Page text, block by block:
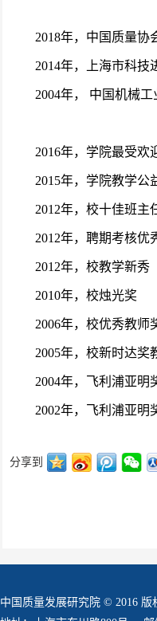
2018年，中国质量协
2014年，上海市科技
2004年， 中国机械工
2016年，学院最受欢
2015年，学院教学公
2012年，校十佳班主
2012年，聘期考核优
2012年，校教学新秀
2010年，校烛光奖
2006年，校优秀教师
2005年，校新时达奖
2004年，飞利浦亚明
2002年，飞利浦亚明
分享到
中国质量发展研究院 © 2016 版